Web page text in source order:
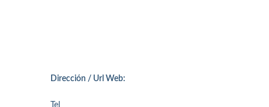
Dirección / Url Web:
Tel